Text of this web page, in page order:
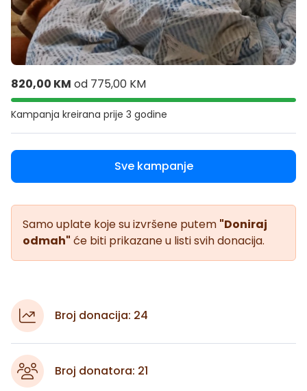
820,00 KM od 775,00 KM
Kampanja kreirana prije 3 godine
Sve kampanje
Samo uplate koje su izvršene putem "Doniraj
odmah" će biti prikazane u listi svih donacija.
Broj donacija: 24
Broj donatora: 21